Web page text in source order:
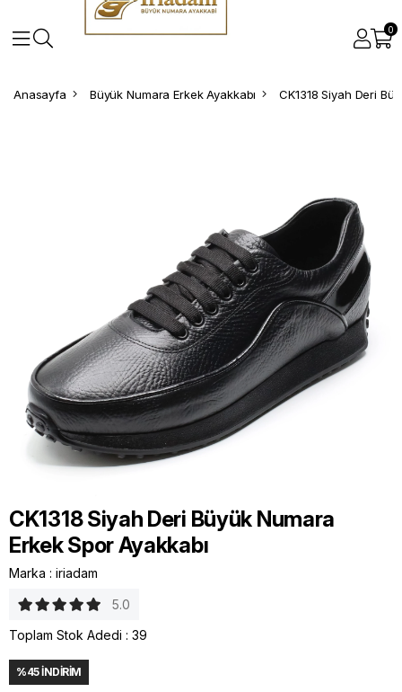
0
Anasayfa Büyük Numara Erkek Ayakkabı CK1318 Siyah Deri
CK1318 Siyah Deri Büyük Numara
Erkek Spor Ayakkabı
Marka : iriadam
5.0
Toplam Stok Adedi : 39
%45İNDIRIM